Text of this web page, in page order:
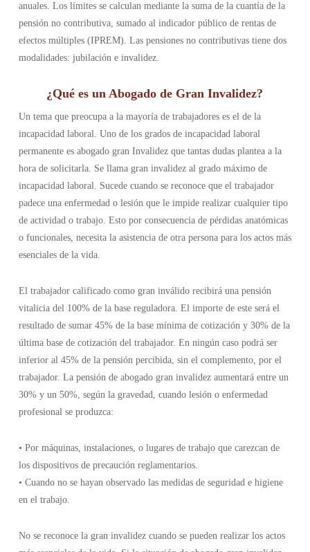
anuales. Los límites se calculan mediante la suma de la cuantía de la
pensión no contributiva, sumado al indicador público de rentas de
efectos múltiples (IPREM). Las pensiones no contributivas tiene dos
modalidades: jubilación e invalidez.
¿Qué es un Abogado de Gran Invalidez?
Un tema que preocupa a la mayoría de trabajadores es el de la
incapacidad laboral. Uno de los grados de incapacidad laboral
permanente es abogado gran Invalidez que tantas dudas plantea a la
hora de solicitarla. Se llama gran invalidez al grado máximo de
incapacidad laboral. Sucede cuando se reconoce que el trabajador
padece una enfermedad o lesión que le impide realizar cualquier tipo
de actividad o trabajo. Esto por consecuencia de pérdidas anatómicas
o funcionales, necesita la asistencia de otra persona para los actos más
esenciales de la vida.
El trabajador calificado como gran inválido recibirá una pensión
vitalicia del 100% de la base reguladora. El importe de este será el
resultado de sumar 45% de la base mínima de cotización y 30% de la
última base de cotización del trabajador. En ningún caso podrá ser
inferior al 45% de la pensión percibida, sin el complemento, por el
trabajador. La pensión de abogado gran invalidez aumentará entre un
30% y un 50%, según la gravedad, cuando lesión o enfermedad
profesional se produzca:
• Por máquinas, instalaciones, o lugares de trabajo que carezcan de
los dispositivos de precaución reglamentarios.
• Cuando no se hayan observado las medidas de seguridad e higiene
en el trabajo.
No se reconoce la gran invalidez cuando se pueden realizar los actos